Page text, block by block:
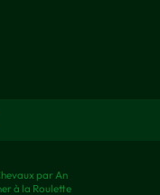
par An
à la Roulette